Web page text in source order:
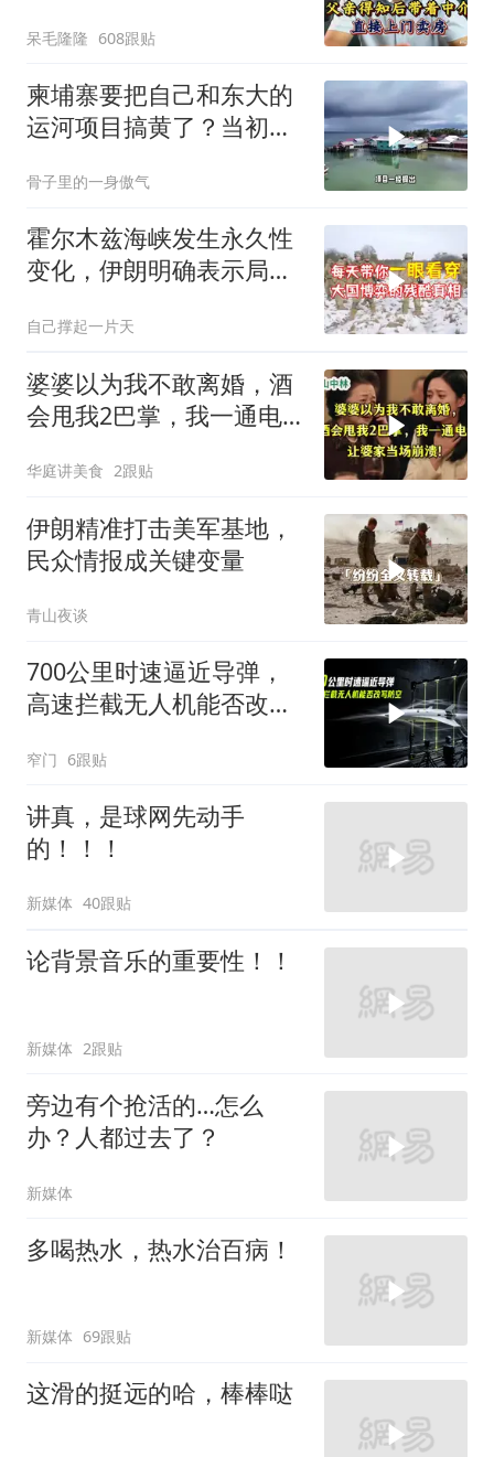
呆毛隆隆 608跟贴
柬埔寨要把自己和东大的
运河项目搞黄了？当初可
骨子里的一身傲气
霍尔木兹海峡发生永久性
变化，伊朗明确表示局势
自己撑起一片天
婆婆以为我不敢离婚，酒
会甩我2巴掌，我一通电
华庭讲美食 2跟贴
伊朗精准打击美军基地，
民众情报成关键变量
青山夜谈
700公里时速逼近导弹，
高速拦截无人机能否改写
窄门 6跟贴
讲真，是球网先动手
的！！！
新媒体 40跟贴
论背景音乐的重要性！！
新媒体 2跟贴
旁边有个抢活的…怎么
办？人都过去了？
新媒体
多喝热水，热水治百病！
新媒体 69跟贴
这滑的挺远的哈，棒棒哒